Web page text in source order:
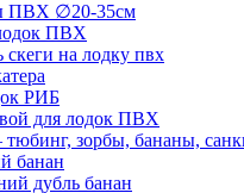
ПВХ ∅20-35см
ПВХ
скеги на лодку пвх
РИБ
для лодок ПВХ
зорбы, бананы,
банан
дубль банан